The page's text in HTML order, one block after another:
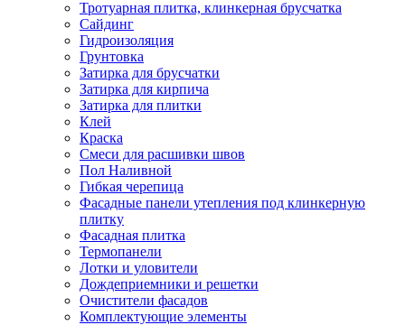
Тротуарная плитка, клинкерная брусчатка
Сайдинг
Гидроизоляция
Грунтовка
Затирка для брусчатки
Затирка для кирпича
Затирка для плитки
Клей
Краска
Смеси для расшивки швов
Пол Наливной
Гибкая черепица
Фасадные панели утепления под клинкерную
плитку
Фасадная плитка
Термопанели
Лотки и уловители
Дождеприемники и решетки
Очистители фасадов
Комплектующие элементы